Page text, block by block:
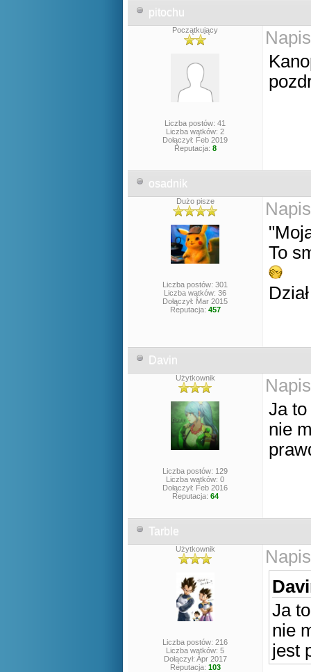
pitochu
Początkujący
Liczba postów: 41
Liczba wątków: 2
Dołączył: Feb 2019
Reputacja: 8
osadnik
Dużo pisze
Liczba postów: 301
Liczba wątków: 36
Dołączył: Mar 2015
Reputacja: 457
To
Davin
Użytkownik
Liczba postów: 129
Liczba wątków: 0
Dołączył: Feb 2016
Reputacja: 64
Ja to
nie
Tarble
Użytkownik
Liczba postów: 216
Liczba wątków: 5
Dołączył: Apr 2017
Reputacja: 103
Ja
nie
jest